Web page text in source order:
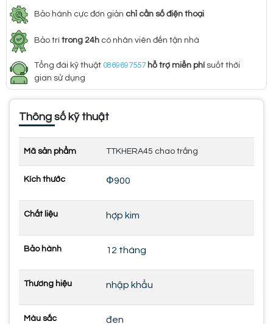
Bảo hành cực đơn giản chỉ cần số điện thoại
Bảo trì trong 24h có nhân viên đến tận nhà
Tổng đài kỹ thuật 0869697557 hỗ trợ miễn phísuốt thời
gian sử dụng
Thông số kỹ thuật
Mã sản phẩm TTKHERA45 chao trắng
Kích thước Φ900
Chất liệu hợp kim
Bảo hành 12 tháng
Thương hiệu nhập khẩu
Màu sắc đen